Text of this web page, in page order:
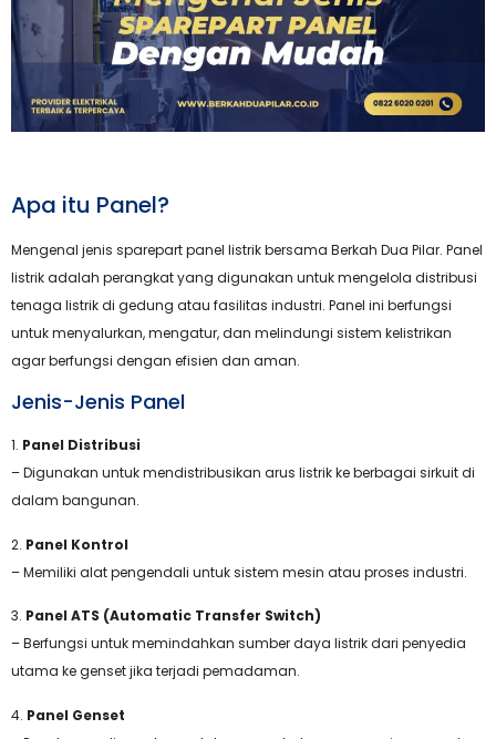
Apa itu Panel?
Mengenal jenis sparepart panel listrik bersama Berkah Dua Pilar. Panel
listrik adalah perangkat yang digunakan untuk mengelola distribusi
tenaga listrik di gedung atau fasilitas industri. Panel ini berfungsi
untuk menyalurkan, mengatur, dan melindungi sistem kelistrikan
agar berfungsi dengan efisien dan aman.
Jenis-Jenis Panel
1. Panel Distribusi
– Digunakan untuk mendistribusikan arus listrik ke berbagai sirkuit di
dalam bangunan.
2. Panel Kontrol
– Memiliki alat pengendali untuk sistem mesin atau proses industri.
3. Panel ATS (Automatic Transfer Switch)
– Berfungsi untuk memindahkan sumber daya listrik dari penyedia
utama ke genset jika terjadi pemadaman.
4. Panel Genset